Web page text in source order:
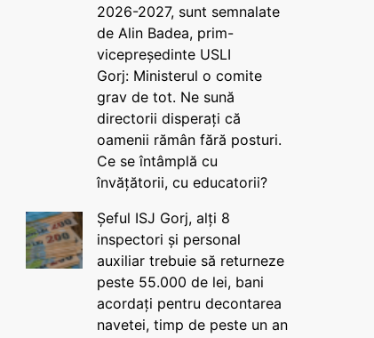
2026-2027, sunt semnalate
de Alin Badea, prim-
vicepreședinte USLI
Gorj: Ministerul o comite
grav de tot. Ne sună
directorii disperați că
oamenii rămân fără posturi.
Ce se întâmplă cu
învățătorii, cu educatorii?
Șeful ISJ Gorj, alți 8
inspectori și personal
auxiliar trebuie să returneze
peste 55.000 de lei, bani
acordați pentru decontarea
navetei, timp de peste un an